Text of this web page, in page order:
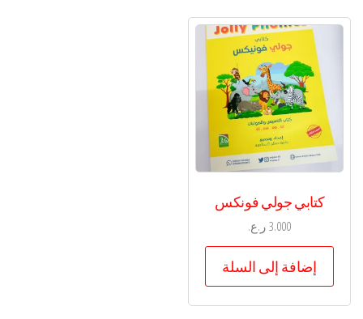
كتابي جولي فونكس
3.000ر.ع.
إضافة إلى السلة